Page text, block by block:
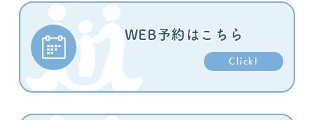
WEB予約はこちら
Click!